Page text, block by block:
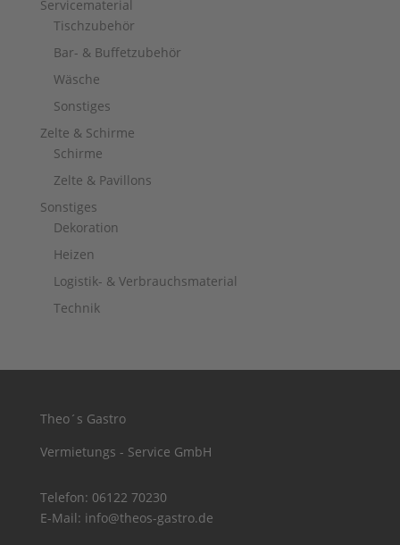
Servicematerial
Tischzubehör
Bar- & Buffetzubehör
Wäsche
Sonstiges
Zelte & Schirme
Schirme
Zelte & Pavillons
Sonstiges
Dekoration
Heizen
Logistik- & Verbrauchsmaterial
Technik
Theo´s Gastro
Vermietungs - Service GmbH
Telefon: 06122 70230
E-Mail: info@theos-gastro.de